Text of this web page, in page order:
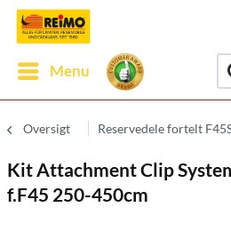
Menu
Oversigt Reservedele fortelt
Kit Attachment Clip
f.F45 250-450cm